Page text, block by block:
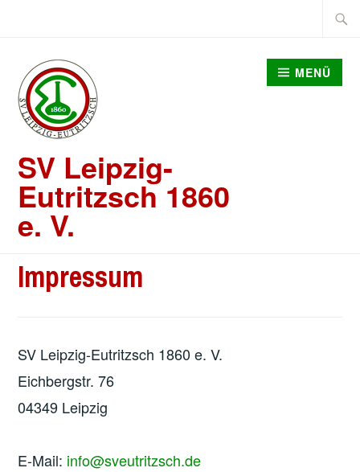
springen
Suche
SV Leipzig-
Eutritzsch 1860
e. V.
MENÜ
Impressum
SV Leipzig-Eutritzsch 1860 e. V.
Eichbergstr. 76
04349 Leipzig
E-Mail: info@sveutritzsch.de